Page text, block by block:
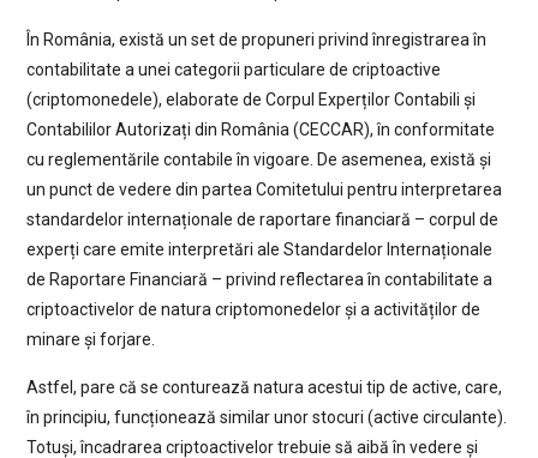
În România, există un set de propuneri privind înregistrarea în
contabilitate a unei categorii particulare de criptoactive
(criptomonedele), elaborate de Corpul Experților Contabili și
Contabililor Autorizați din România (CECCAR), în conformitate
cu reglementările contabile în vigoare. De asemenea, există și
un punct de vedere din partea Comitetului pentru interpretarea
standardelor internaționale de raportare financiară – corpul de
experți care emite interpretări ale Standardelor Internaționale
de Raportare Financiară – privind reflectarea în contabilitate a
criptoactivelor de natura criptomonedelor și a activităților de
minare și forjare.
Astfel, pare că se conturează natura acestui tip de active, care,
în principiu, funcționează similar unor stocuri (active circulante).
Totuși, încadrarea criptoactivelor trebuie să aibă în vedere și